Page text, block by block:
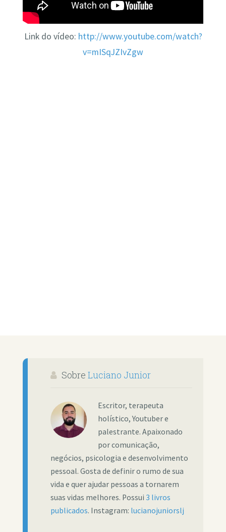
Link do vídeo: http://www.youtube.com/watch?
v=mISqJZIvZgw
Sobre Luciano Junior
Escritor, terapeuta
holístico, Youtuber e
palestrante. Apaixonado
por comunicação,
negócios, psicologia e desenvolvimento
pessoal. Gosta de definir o rumo de sua
vida e quer ajudar pessoas a tornarem
suas vidas melhores. Possui 3 livros
publicados. Instagram: lucianojuniorslj